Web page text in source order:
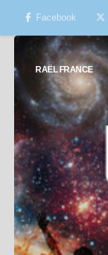
Skip to content
Facebook
RAËL FRANCE